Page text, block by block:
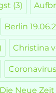
(3)
Berlin
Christina
Coronavirus
Die Neue Zeit